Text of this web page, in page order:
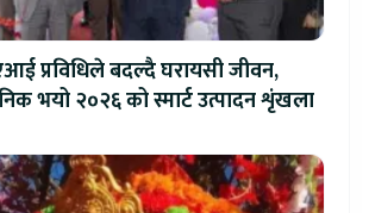
प्रविधिले बदल्दै घरायसी जीवन,
भयो २०२६ को स्मार्ट उत्पादन शृंखला